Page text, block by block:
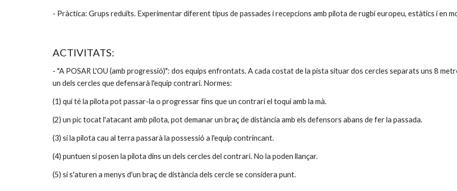
- Pràctica: Grups reduïts. Experimentar diferent tipus de passades i recepcions amb pilota de rugbi europeu, estàtics i en
ACTIVITATS:
- "A POSAR L'OU (amb progressió)": dos equips enfrontats. A cada costat de la pista situar dos cercles separats uns 8
un dels cercles que defensarà l'equip contrari. Normes:
(1) qui té la pilota pot passar-la o progressar fins que un contrari el toqui amb la mà.
(2) un pic tocat l'atacant amb pilota, pot demanar un braç de distància amb els defensors abans de fer la passada.
(3) si la pilota cau al terra passarà la possessió a l'equip contrincant.
(4) puntuen si posen la pilota dins un dels cercles del contrari. No la poden llançar.
(5) si s'aturen a menys d'un braç de distància dels cercle se considera punt.